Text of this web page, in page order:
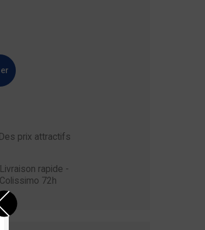
Des prix attractifs
rapide -
Colissimo 72h